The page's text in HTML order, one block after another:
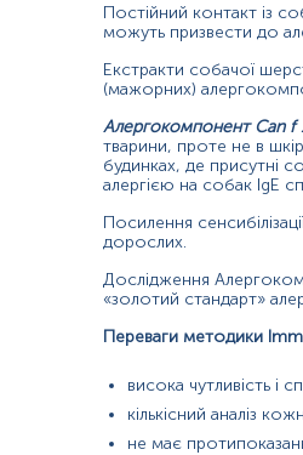
Показання до призначення
Загальна характеристика
Інтерпретація
Головний (мажорний)
Маркер алергії на собаку
Показання до
Для діагностики алергії на собак.
Постійний контакт із
можуть призвести до
Екстракти собачої
(мажорних)
Алергокомпонент Can f
тварини, проте не в
будинках, де присутні
алергією на собак IgE
Посилення
дорослих.
Дослідження
«золотий стандарт»
Переваги методики
висока чутливість і
кількісний аналіз
не має